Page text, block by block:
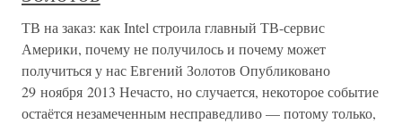
ТВ на заказ: как Intel строила главный ТВ-сервис
Америки, почему не получилось и почему может
получиться у нас Евгений Золотов Опубликовано
29 ноября 2013 Нечасто, но случается, некоторое событие
остаётся незамеченным несправедливо — потому только,